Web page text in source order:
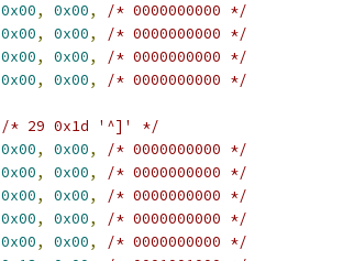
0x00, 0x00,
/* 0000000000 */
0x00, 0x00,
/* 0000000000 */
0x00, 0x00,
/* 0000000000 */
0x00, 0x00, /* 0000000000 */
/* 29 0x1d '^]' */
0x00, 0x00,
/* 0000000000 */
0x00, 0x00,
/* 0000000000 */
0x00, 0x00,
/* 0000000000 */
0x00, 0x00,
/* 0000000000 */
0x00, 0x00,
/* 0000000000 */